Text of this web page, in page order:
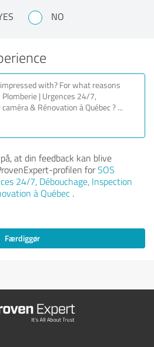
NO
at din feedback kan blive
profilen forSOS
24/7, Débouchage, Inspection
à Québec .
Færdiggør